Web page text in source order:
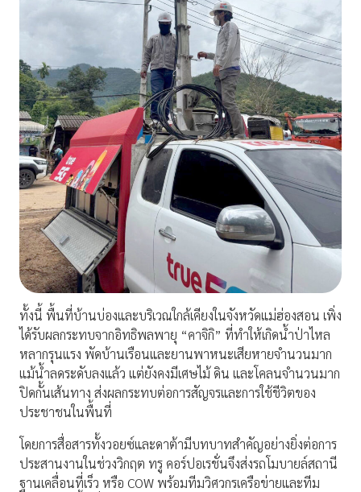
ทั้งนี้ พื้นที่บ้านบ่องและบริเวณใกล้เคียงในจังหวัดแม่ฮ่องสอน เพิ่ง
ได้รับผลกระทบจากอิทธิพลพายุ “คาจิกิ” ที่ทำให้เกิดน้ำป่าไหล
หลากรุนแรง พัดบ้านเรือนและยานพาหนะเสียหายจำนวนมาก
แม้น้ำลดระดับลงแล้ว แต่ยังคงมีเศษไม้ ดิน และโคลนจำนวนมาก
ปิดกั้นเส้นทาง ส่งผลกระทบต่อการสัญจรและการใช้ชีวิตของ
ประชาชนในพื้นที่
โดยการสื่อสารทั้งวอยซ์และดาต้ามีบทบาทสำคัญอย่างยิ่งต่อการ
ประสานงานในช่วงวิกฤต ทรู คอร์ปอเรชั่นจึงส่งรถโมบายล์สถานี
ฐานเคลื่อนที่เร็ว หรือ COW พร้อมทีมวิศวกรเครือข่ายและทีม